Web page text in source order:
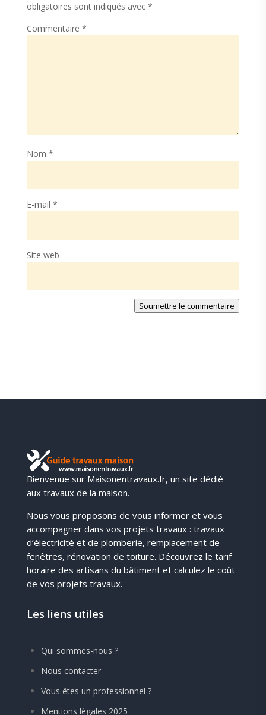
obligatoires sont indiqués avec *
Commentaire *
Nom *
E-mail *
Site web
Soumettre le commentaire
Bienvenue sur Maisonentravaux.fr, un site dédié
aux travaux de la maison.
Nous vous proposons de vous informer et vous
accompagner dans vos projets travaux : travaux
d’électricité et de plomberie, remplacement de
fenêtres, rénovation de toiture. Découvrez le tarif
horaire des artisans du bâtiment et calculez le coût
de vos projets travaux.
Les liens utiles
Qui sommes-nous ?
Nous contacter
Vous êtes un professionnel ?
Mentions légales 2025